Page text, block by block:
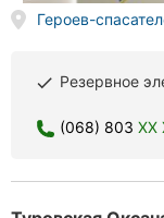
Героев-
done Резервное
(068) 803 XX